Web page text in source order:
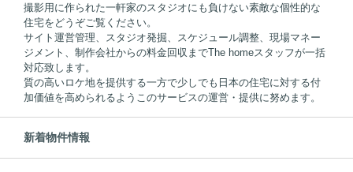
撮影用に作られた一軒家のスタジオにも負けない素敵な個性的な
住宅をどうぞご覧ください。
サイト運営管理、スタジオ発掘、スケジュール調整、現場マネー
ジメント、制作会社からの料金回収までThe homeスタッフが一括
対応致します。
質の高いロケ地を提供する一方で少しでも日本の住宅に対する付
加価値を高められるようこのサービスの運営・提供に努めます。
新着物件情報